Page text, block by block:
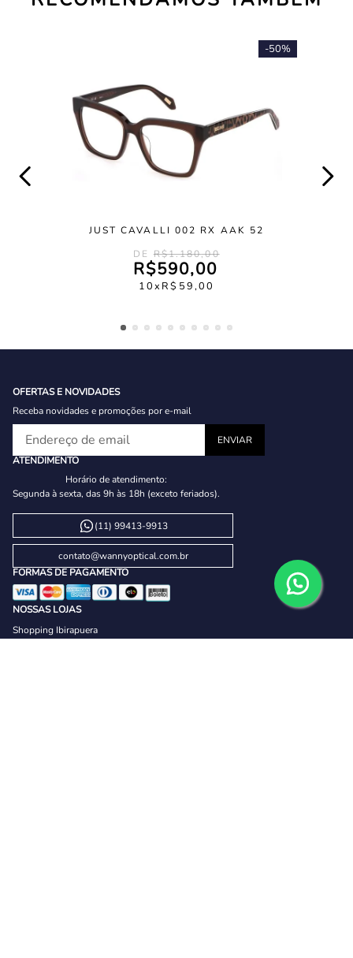
-50%
JUST CAVALLI 002 RX AAK 52
R$1.180,00
R$590,00
10 R$ 59,00
OFERTAS E NOVIDADES
Receba novidades e promoções por e-mail
ATENDIMENTO
Horário de atendimento:
Segunda à sexta, das 9h às 18h (exceto feriados).
(11) 99413-9913
contato@wannyoptical.com.br
FORMAS DE PAGAMENTO
NOSSAS LOJAS
Shopping Ibirapuera